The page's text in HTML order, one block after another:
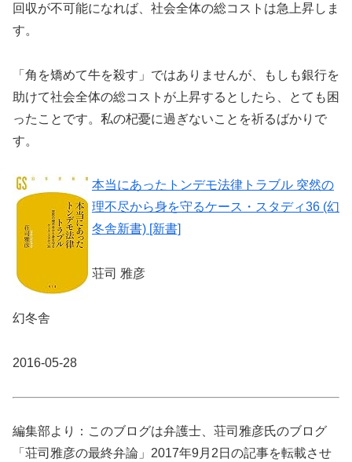
回収が不可能になれば、社会全体の総コストは急上昇しま
す。
「角を矯めて牛を殺す」ではありませんが、もしも銀行を
助けて社会全体の総コストが上昇するとしたら、とても困
ったことです。私の杞憂に過ぎないことを祈るばかりで
す。
本当にあったトンデモ法律トラブル 突然の
理不尽から身を守るケース・スタディ36 (幻
冬舎新書) [新書]
荘司 雅彦
幻冬舎
2016-05-28
編集部より：このブログは弁護士、荘司雅彦氏のブログ
「荘司雅彦の最終弁論」2017年9月2日の記事を転載させ